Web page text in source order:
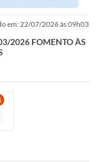
em: 22/07/2026 às 09h03
2026 FOMENTO ÀS